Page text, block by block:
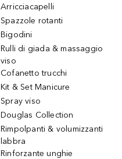
Arricciacapelli
Spazzole rotanti
Bigodini
Rulli di giada & massaggio
viso
Cofanetto trucchi
Kit & Set Manicure
Spray viso
Douglas Collection
Rimpolpanti & volumizzanti
labbra
Rinforzante unghie